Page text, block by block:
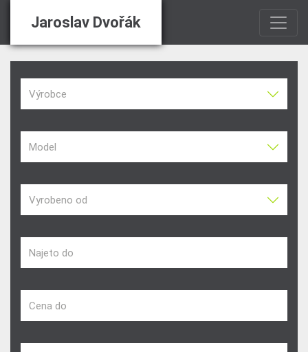
Jaroslav Dvořák
Výrobce
Model
Vyrobeno od
Najeto do
Cena do